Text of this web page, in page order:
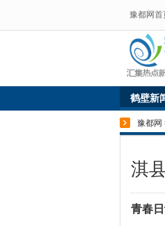
豫都网首
鹤壁新
豫都网
淇
青春